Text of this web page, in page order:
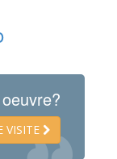
VISITE